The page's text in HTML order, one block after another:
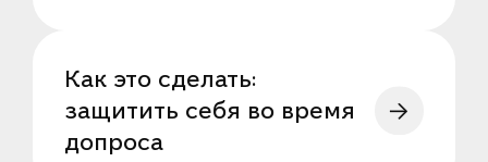
Как это сделать:
защитить себя во время
допроса